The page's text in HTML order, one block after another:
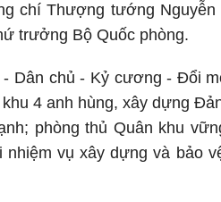
chí Thượng tướng
trưởng Bộ Quốc phòng.
Dân chủ - Kỷ cương - Đổi
khu 4 anh hùng, xây dựng
phòng thủ Quân khu
vụ xây dựng và bảo